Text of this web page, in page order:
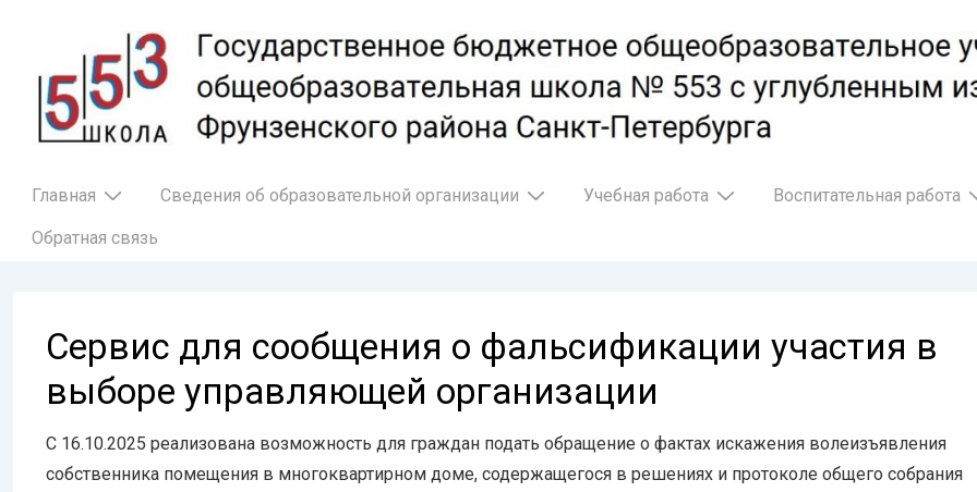
основному
содержимому
Основная
Главная Сведения об образовательной организации Учебная работа Воспитательная работа
Обратная связь
Сервис для сообщения о фальсификации участия в
выборе управляющей организации
С 16.10.2025 реализована возможность для граждан подать обращение о фактах искажения волеизъявления
собственника помещения в многоквартирном доме, содержащегося в решениях и протоколе общего собрания